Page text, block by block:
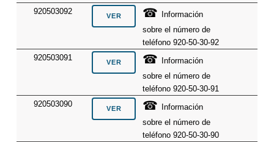
920503092
☎ Información
sobre el número de
teléfono 920-50-30-92
920503091
☎ Información
sobre el número de
teléfono 920-50-30-91
920503090
☎ Información
sobre el número de
teléfono 920-50-30-90